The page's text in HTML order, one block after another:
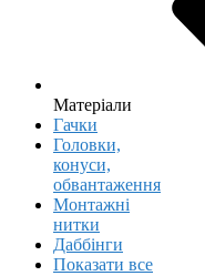
Матеріали
Гачки
Головки,
конуси,
обвантаження
Монтажні
нитки
Даббінги
Показати все